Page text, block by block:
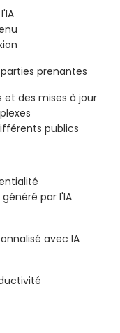
prenantes
des mises à jour
publics
par l'IA
avec IA